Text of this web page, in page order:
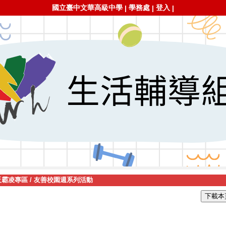
國立臺中文華高級中學 | 學務處 | 登入 |
霸凌專區/ 友善校園週系列活動
下載